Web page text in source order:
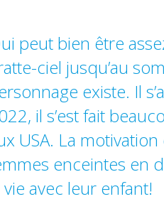
peut bien être
ciel jusqu’au
existe. Il
il s’est fait
USA. La
enceintes en
vie avec leur enfant!